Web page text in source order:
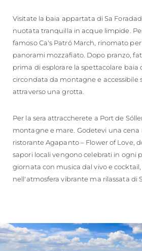
Visitate la baia appartata di Sa
nuotata tranquilla in acque limpide.
famoso Ca's Patró March, rinomato per
panorami mozzafiato. Dopo pranzo,
prima di esplorare la spettacolare baia
circondata da montagne e accessibile
attraverso una grotta.
Per la sera attraccherete a Port de
montagne e mare. Godetevi una cena
ristorante Agapanto – Flower of Love,
sapori locali vengono celebrati in ogni
giornata con musica dal vivo e
nell'atmosfera vibrante ma rilassata di